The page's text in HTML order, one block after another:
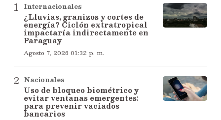
Internacionales
¿Lluvias, granizos y cortes de
energía? Ciclón extratropical
impactaría indirectamente en
Paraguay
Agosto 7, 2026 01:32 p. m.
Nacionales
Uso de bloqueo biométrico y
evitar ventanas emergentes:
para prevenir vaciados
bancarios